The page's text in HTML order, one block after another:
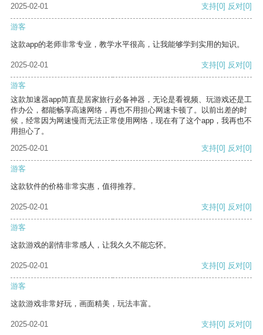
2025-02-01 支持[0] 反对[0]
游客
这款app的老师非常专业，教学水平很高，让我能够学到实用的知识。
2025-02-01 支持[0] 反对[0]
游客
这款加速器app简直是居家旅行必备神器，无论是看视频、玩游戏还是工
作办公，都能畅享高速网络，再也不用担心网速卡顿了。以前出差的时
候，经常因为网速慢而无法正常使用网络，现在有了这个app，我再也不
用担心了。
2025-02-01
支持[0] 反对[0]
游客
这款软件的价格非常实惠，值得推荐。
2025-02-01 支持[0] 反对[0]
游客
这款游戏的剧情非常感人，让我久久不能忘怀。
2025-02-01 支持[0] 反对[0]
游客
这款游戏非常好玩，画面精美，玩法丰富。
2025-02-01 支持[0] 反对[0]